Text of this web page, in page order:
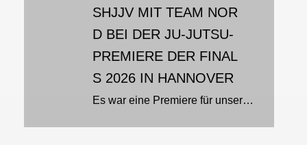
SHJJV MIT TEAM NOR
D BEI DER JU-JUTSU-
PREMIERE DER FINAL
S 2026 IN HANNOVER
Es war eine Premiere für unseren Sport: Zum ersten Mal stand Ju-Jutsu bei den Finals 2026 in der Swiss Life Hall in Hannover im Rampenlicht. Team Nord setzte sich dabei aus Athletinnen und Athleten aus Schleswig-Holstein, Hamburg...